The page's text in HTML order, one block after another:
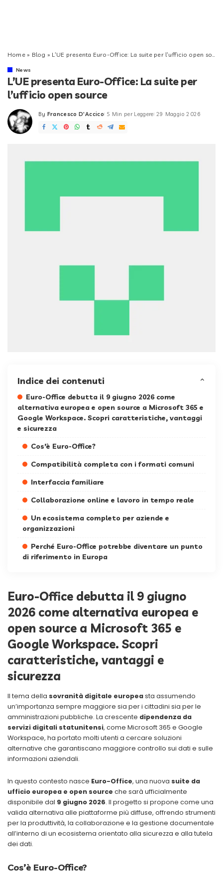
Home» Blog » L’UE presenta Euro-Office: La suite per l’ufficio open source
News
L’UE presenta Euro-Office: La suite per
l’ufficio open source
Posted
by
By Francesco D'Accico 5 Min per Leggere 29 Maggio 2026
Indice dei contenuti
Euro-Office debutta il 9 giugno 2026 come
alternativa europea e open source a Microsoft 365 e
Google Workspace. Scopri caratteristiche, vantaggi
e sicurezza
Cos’è Euro-Office?
Compatibilità completa con i formati comuni
Interfaccia familiare
Collaborazione online e lavoro in tempo reale
Un ecosistema completo per aziende e
organizzazioni
Perché Euro-Office potrebbe diventare un punto
di riferimento in Europa
Euro-Office debutta il 9 giugno
2026 come alternativa europea e
open source a Microsoft 365 e
Google Workspace. Scopri
caratteristiche, vantaggi e
sicurezza
Il tema della sovranità digitale europeasta assumendo
un’importanza sempre maggiore sia per i cittadini sia per le
amministrazioni pubbliche. La crescente dipendenza da
servizi digitali statunitensi, come Microsoft 365 e Google
Workspace, ha portato molti utenti a cercare soluzioni
alternative che garantiscano maggiore controllo sui dati e sulle
informazioni aziendali.
In questo contesto nasce Euro-Office, una nuova suite da
ufficio europea e open source che sarà ufficialmente
disponibile dal 9 giugno 2026. Il progetto si propone come una
valida alternativa alle piattaforme più diffuse, offrendo strumenti
per la produttività, la collaborazione e la gestione documentale
all’interno di un ecosistema orientato alla sicurezza e alla tutela
dei dati.
Cos’è Euro-Office?